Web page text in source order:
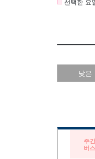
낮은
주간
버스